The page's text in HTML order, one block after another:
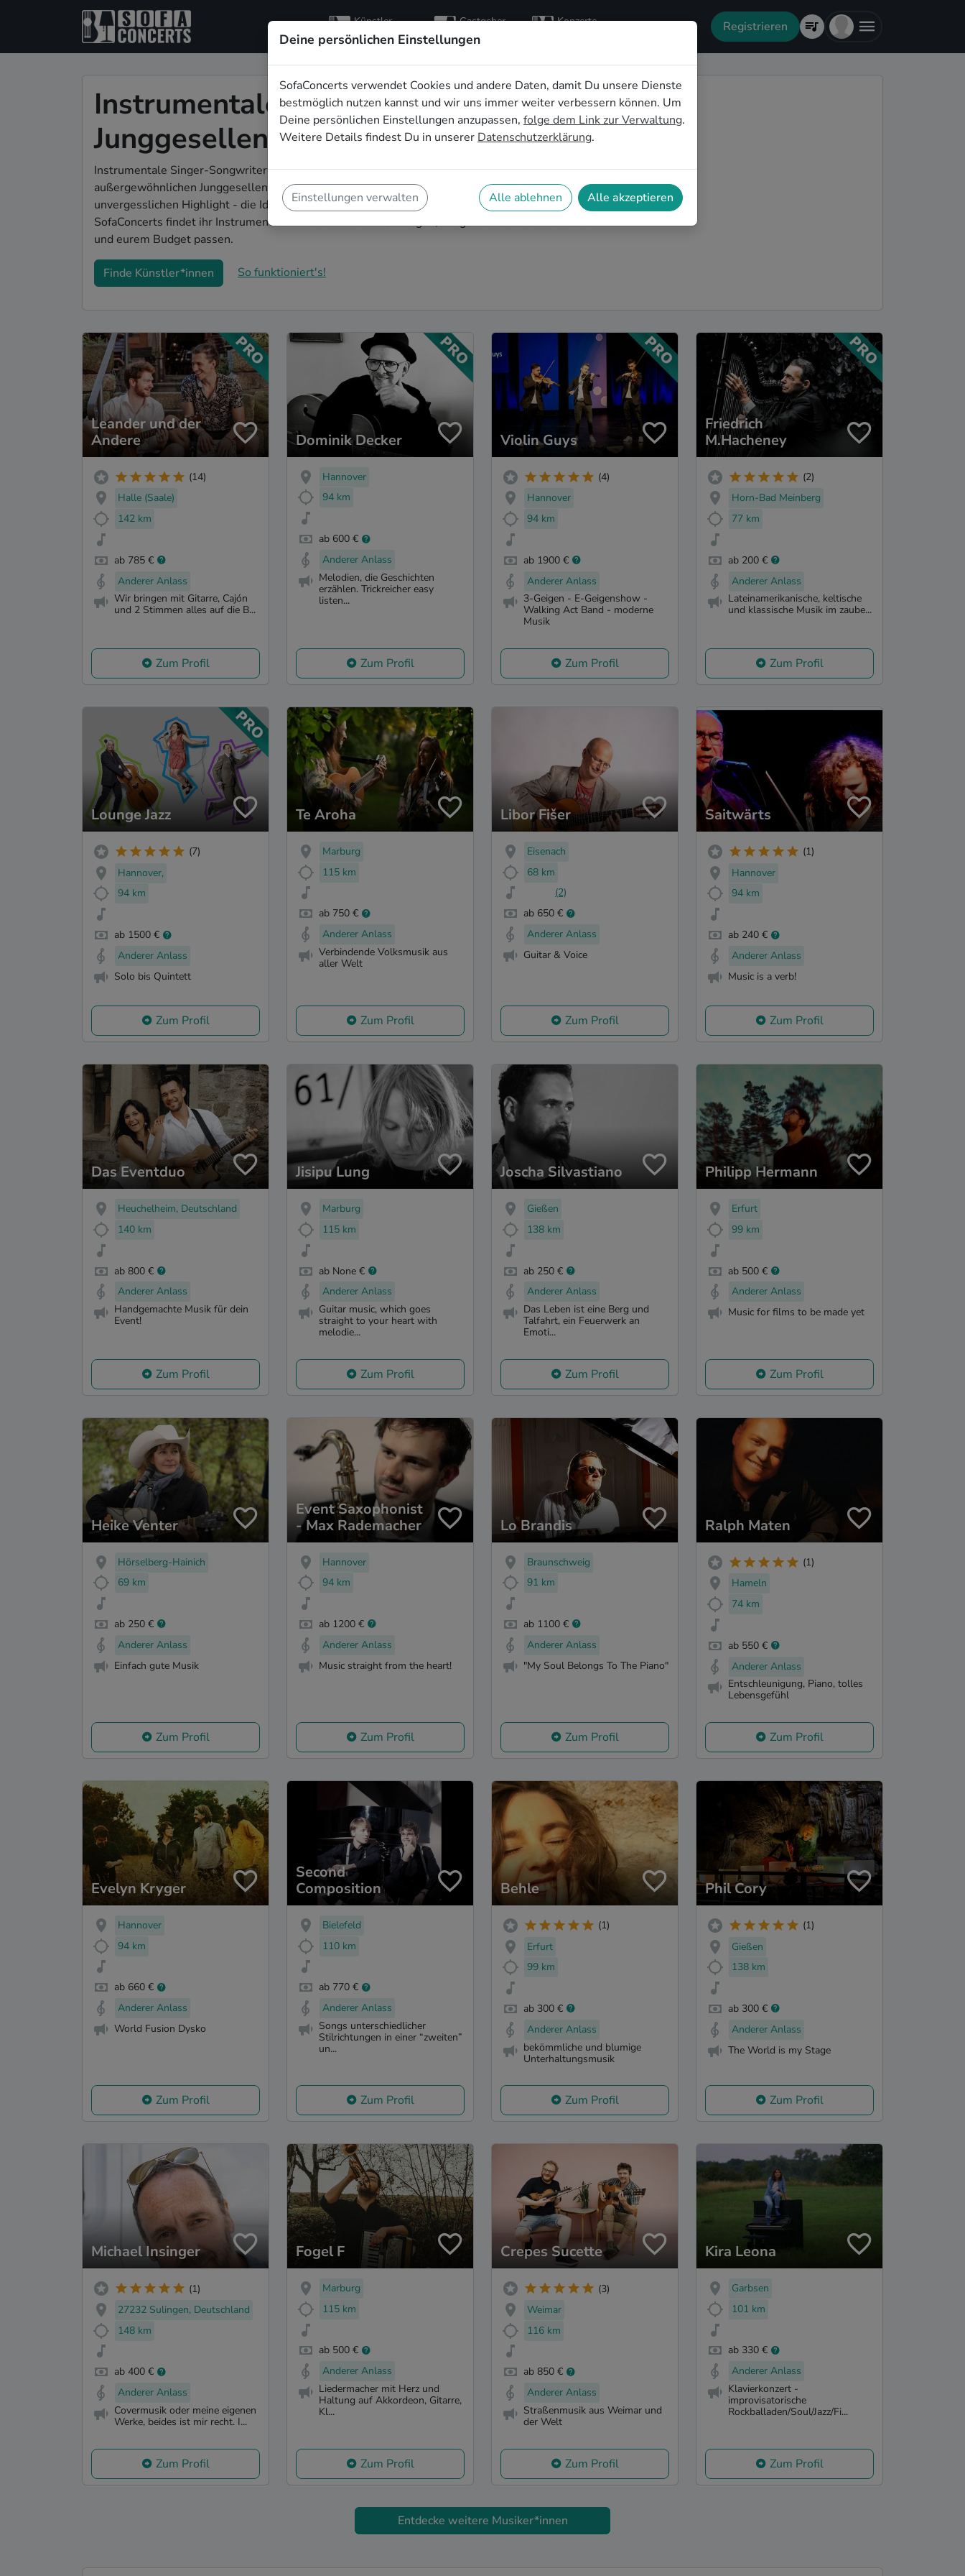
Künstler
entdecken
Gastgeber Konzerte Registrieren
Instrumentale Live-Musik für den
Junggesellenabschied in Göttingen
Instrumentale Singer-Songwriter*innen und Bands sind die perfekte Idee für einen
außergewöhnlichen Junggesellenabschied in Göttingen. Mit Live-Musik wird euer JGA zu einem
unvergesslichen Highlight - die Idee für besondere Feierlichkeiten vor der Hochzeit! Auf
SofaConcerts findet ihr Instrumentale Musiker*innen in Göttingen, die genau zu euren Wünschen
und eurem Budget passen.
Finde Künstler*innen So funktioniert's!
Leander und der
Andere
(14)
Halle (Saale)
142 km
ab 785 €
Anderer Anlass
Wir bringen mit Gitarre, Cajón
und 2 Stimmen alles auf die B...
Zum Profil
Dominik Decker
Hannover
94 km
ab 600 €
Anderer Anlass
Melodien, die Geschichten
erzählen. Trickreicher easy
listen...
Zum Profil
Violin Guys
(4)
Hannover
94 km
ab 1900 €
Anderer Anlass
3-Geigen - E-Geigenshow -
Walking Act Band - moderne
Musik
Zum Profil
Friedrich
M.Hacheney
(2)
Horn-Bad Meinberg
77 km
ab 200 €
Anderer Anlass
Lateinamerikanische, keltische
und klassische Musik im zaube...
Zum Profil
Lounge Jazz
(7)
Hannover,
94 km
ab 1500 €
Anderer Anlass
Solo bis Quintett
Zum Profil
Te Aroha
Marburg
115 km
ab 750 €
Anderer Anlass
Verbindende Volksmusik aus
aller Welt
Zum Profil
Libor Fišer
Eisenach
68 km
(2)
ab 650 €
Anderer Anlass
Guitar & Voice
Zum Profil
Saitwärts
(1)
Hannover
94 km
ab 240 €
Anderer Anlass
Music is a verb!
Zum Profil
Das Eventduo
Heuchelheim, Deutschland
140 km
ab 800 €
Anderer Anlass
Handgemachte Musik für dein
Event!
Zum Profil
Jisipu Lung
Marburg
115 km
ab None €
Anderer Anlass
Guitar music, which goes
straight to your heart with
melodie...
Zum Profil
Joscha Silvastiano
Gießen
138 km
ab 250 €
Anderer Anlass
Das Leben ist eine Berg und
Talfahrt, ein Feuerwerk an
Emoti...
Zum Profil
Philipp Hermann
Erfurt
99 km
ab 500 €
Anderer Anlass
Music for films to be made yet
Zum Profil
Heike Venter
Hörselberg-Hainich
69 km
ab 250 €
Anderer Anlass
Einfach gute Musik
Zum Profil
Event Saxophonist
- Max Rademacher
Hannover
94 km
ab 1200 €
Anderer Anlass
Music straight from the heart!
Zum Profil
Lo Brandis
Braunschweig
91 km
ab 1100 €
Anderer Anlass
"My Soul Belongs To The Piano"
Zum Profil
Ralph Maten
(1)
Hameln
74 km
ab 550 €
Anderer Anlass
Entschleunigung, Piano, tolles
Lebensgefühl
Zum Profil
Evelyn Kryger
Hannover
94 km
ab 660 €
Anderer Anlass
World Fusion Dysko
Zum Profil
Second
Composition
Bielefeld
110 km
ab 770 €
Anderer Anlass
Songs unterschiedlicher
Stilrichtungen in einer “zweiten”
un...
Zum Profil
Behle
(1)
Erfurt
99 km
ab 300 €
Anderer Anlass
bekömmliche und blumige
Unterhaltungsmusik
Zum Profil
Phil Cory
(1)
Gießen
138 km
ab 300 €
Anderer Anlass
The World is my Stage
Zum Profil
Michael Insinger
(1)
27232 Sulingen, Deutschland
148 km
ab 400 €
Anderer Anlass
Covermusik oder meine eigenen
Werke, beides ist mir recht. I...
Zum Profil
Fogel F
Marburg
115 km
ab 500 €
Anderer Anlass
Liedermacher mit Herz und
Haltung auf Akkordeon, Gitarre,
Kl...
Zum Profil
Crepes Sucette
(3)
Weimar
116 km
ab 850 €
Anderer Anlass
Straßenmusik aus Weimar und
der Welt
Zum Profil
Kira Leona
Garbsen
101 km
ab 330 €
Anderer Anlass
Klavierkonzert -
improvisatorische
Rockballaden/Soul/Jazz/Fi...
Zum Profil
Entdecke weitere Musiker*innen
Deine persönlichen Einstellungen
SofaConcerts verwendet Cookies und andere Daten, damit Du unsere Dienste
bestmöglich nutzen kannst und wir uns immer weiter verbessern können. Um
Deine persönlichen Einstellungen anzupassen, folge dem Link zur Verwaltung.
Weitere Details findest Du in unserer Datenschutzerklärung.
Einstellungen verwalten Alle ablehnen Alle akzeptieren